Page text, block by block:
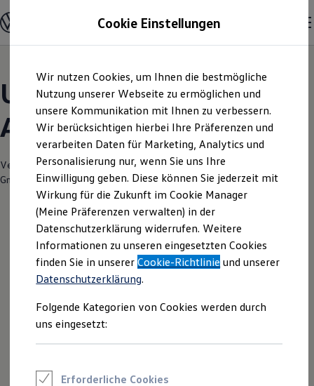
Hauptinhalt
springen
Footer
springen
Modelle und Konfigurator
Konfigurator
Modelle vergleichen
Elektroautos
ENERGY Sondermodelle
Nutzfahrzeuge
SUV und CUV
Familienautos
Kombis
Kompaktwagen
Sportwagen
Schnell verfügbare Fahrzeuge
Angebote und Produkte
Aktuelle Angebote
E-Auto-Förderung
Volkswagen Marktplatz
Die ENERGY Sondermodelle
Junge Gebrauchtwagen und Gebrauchtwagen
Volkswagen Zertifizierte Gebrauchtwagen
Elektromobilität bei Gebrauchtwagen
Saisonangebote
Reifenpakete
Leasing
Leasing-Angebote
Unsere aktuellen
Angebote und mehr
Verantwortlich für die Inhalte auf dieser Seite ist die Autohaus Korth
GmbH
Impressum & Rechtliches)
Leider haben wir im Moment keine
aktuellen Angebote
Ihre
Schritte
Cookie Einstellungen
Wir nutzen Cookies, um Ihnen die bestmögliche
Nutzung unserer Webseite zu ermöglichen und
unsere Kommunikation mit Ihnen zu verbessern.
Wir berücksichtigen hierbei Ihre Präferenzen und
verarbeiten Daten für Marketing, Analytics und
Personalisierung nur, wenn Sie uns Ihre
Einwilligung geben. Diese können Sie jederzeit mit
Wirkung für die Zukunft im Cookie Manager
(Meine Präferenzen verwalten) in der
Datenschutzerklärung widerrufen. Weitere
Informationen zu unseren eingesetzten Cookies
finden Sie in unsererCookie-Richtlinie und unserer
Datenschutzerklärung.
Folgende Kategorien von Cookies werden durch
uns eingesetzt:
Erforderliche Cookies